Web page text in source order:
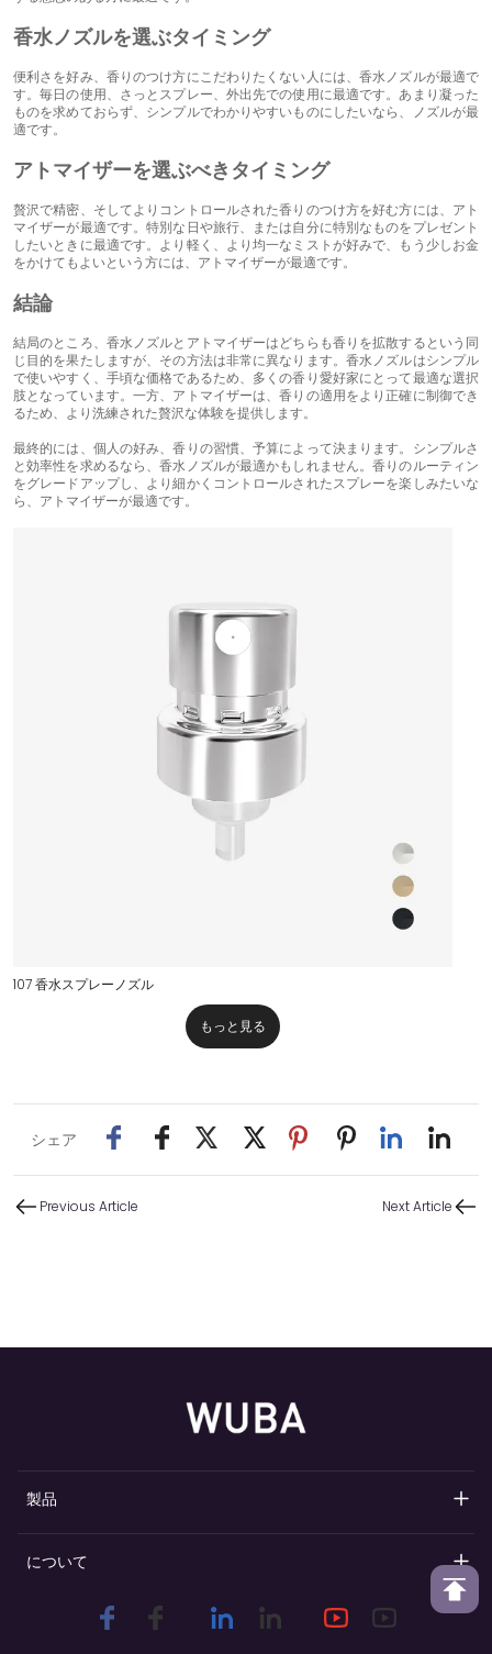
香水ノズルを選ぶタイミング
便利さを好み、香りのつけ方にこだわりたくない人には、香水ノズルが最適で
す。毎日の使用、さっとスプレー、外出先での使用に最適です。あまり凝った
ものを求めておらず、シンプルでわかりやすいものにしたいなら、ノズルが最
適です。
アトマイザーを選ぶべきタイミング
贅沢で精密、そしてよりコントロールされた香りのつけ方を好む方には、アト
マイザーが最適です。特別な日や旅行、または自分に特別なものをプレゼント
したいときに最適です。より軽く、より均一なミストが好みで、もう少しお金
をかけてもよいという方には、アトマイザーが最適です。
結論
結局のところ、香水ノズルとアトマイザーはどちらも香りを拡散するという同
じ目的を果たしますが、その方法は非常に異なります。香水ノズルはシンプル
で使いやすく、手頃な価格であるため、多くの香り愛好家にとって最適な選択
肢となっています。一方、アトマイザーは、香りの適用をより正確に制御でき
るため、より洗練された贅沢な体験を提供します。
最終的には、個人の好み、香りの習慣、予算によって決まります。シンプルさ
と効率性を求めるなら、香水ノズルが最適かもしれません。香りのルーティン
をグレードアップし、より細かくコントロールされたスプレーを楽しみたいな
ら、アトマイザーが最適です。
107 香水スプレーノズル
もっと見る
シェア
Previous Article Next Article
製品
について
Wubaの概要